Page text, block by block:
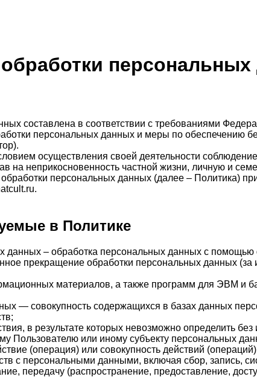
составлена в соответствии с требованиями
персональных данных и меры по обеспечению
осуществления своей деятельности
на неприкосновенность частной жизни, личную и
персональных данных (далее – Политика)
в Политике
данных – обработка персональных данных с помощью
прекращение обработки персональных данных (за
материалов, а также программ для ЭВМ и
— совокупность содержащихся в базах данных
в результате которых невозможно определить
Пользователю или иному субъекту персональных
(операция) или совокупность действий
с персональными данными, включая сбор, запись,
передачу (распространение, предоставление,